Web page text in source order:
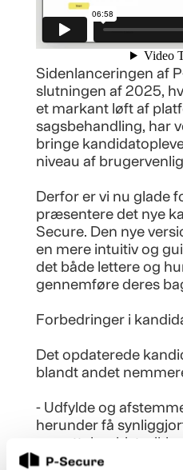
Sidenlanceringen af
slutningen af 2025,
et markant løft af
sagsbehandling, har
bringe
niveau af
Derfor er vi nu glade
præsentere det nye
Secure. Den nye
en mere intuitiv og
det både lettere og
gennemføre deres
Forbedringer i
Det opdaterede
blandt andet
- Udfylde og
herunder få
ansættelseshistorikken
- Forstå hvilktation